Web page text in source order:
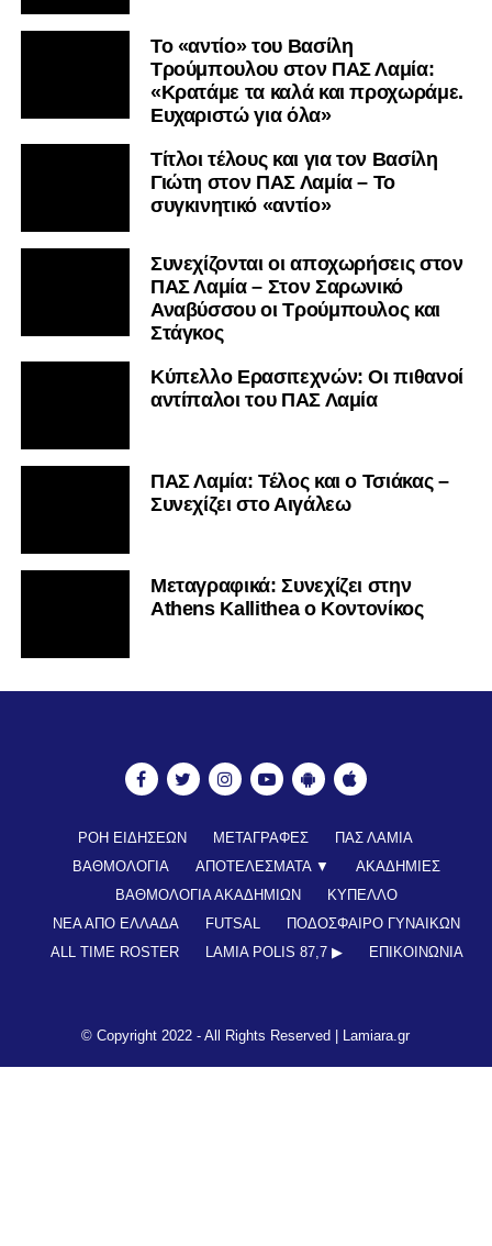
Το «αντίο» του Βασίλη
Τρούμπουλου στον ΠΑΣ Λαμία:
«Κρατάμε τα καλά και προχωράμε.
Ευχαριστώ για όλα»
Τίτλοι τέλους και για τον Βασίλη
Γιώτη στον ΠΑΣ Λαμία – Το
συγκινητικό «αντίο»
Συνεχίζονται οι αποχωρήσεις στον
ΠΑΣ Λαμία – Στον Σαρωνικό
Αναβύσσου οι Τρούμπουλος και
Στάγκος
Κύπελλο Ερασιτεχνών: Οι πιθανοί
αντίπαλοι του ΠΑΣ Λαμία
ΠΑΣ Λαμία: Τέλος και ο Τσιάκας –
Συνεχίζει στο Αιγάλεω
Mεταγραφικά: Συνεχίζει στην
Athens Kallithea ο Κοντονίκος
ΡΟΗ ΕΙΔΗΣΕΩΝ ΜΕΤΑΓΡΑΦΕΣ
ΠΑΣ ΛΑΜΙΑ
ΒΑΘΜΟΛΟΓΙΑ
ΑΠΟΤΕΛΕΣΜΑΤΑ ▼
ΑΚΑΔΗΜΙΕΣ
ΒΑΘΜΟΛΟΓΙΑ ΑΚΑΔΗΜΙΩΝ
ΚΥΠΕΛΛΟ
ΝΕΑ ΑΠΟ ΕΛΛΑΔΑ
FUTSAL
ΠΟΔΟΣΦΑΙΡΟ ΓΥΝΑΙΚΩΝ
ALL TIME ROSTER
LAMIA POLIS 87,7 ▶︎ ΕΠΙΚΟΙΝΩΝΊΑ
© Copyright 2022 - All Rights Reserved | Lamiara.gr